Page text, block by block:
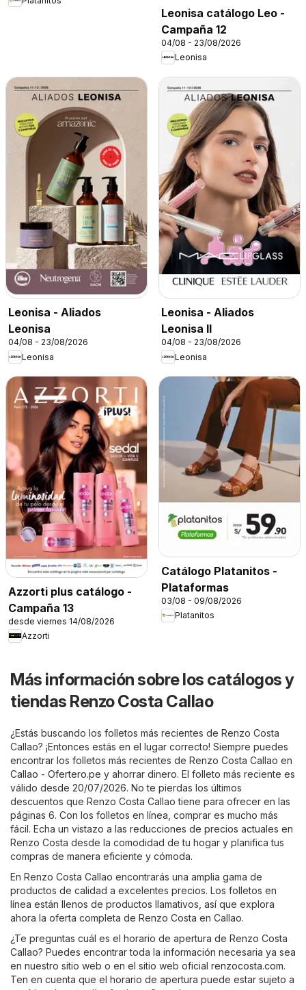
Leonisa catálogo Leo -
Campaña 12
04/08 - 23/08/2026
Leonisa
Leonisa - Aliados
Leonisa
04/08 - 23/08/2026
Leonisa
Leonisa - Aliados
Leonisa II
04/08 - 23/08/2026
Leonisa
Azzorti plus catálogo -
Campaña 13
desde viernes 14/08/2026
Azzorti
Catálogo Platanitos -
Plataformas
03/08 - 09/08/2026
Platanitos
Más información sobre los catálogos y
tiendas Renzo Costa Callao
¿Estás buscando los folletos más recientes de Renzo Costa
Callao? ¡Entonces estás en el lugar correcto! Siempre puedes
encontrar los folletos más recientes de Renzo Costa Callao en
Callao - Ofertero.pe y ahorrar dinero. El folleto más reciente es
válido desde 20/07/2026. No te pierdas los últimos
descuentos que Renzo Costa Callao tiene para ofrecer en las
páginas 6. Con los folletos en línea, comprar es mucho más
fácil. Echa un vistazo a las reducciones de precios actuales en
Renzo Costa desde la comodidad de tu hogar y planifica tus
compras de manera eficiente y cómoda.
En Renzo Costa Callao encontrarás una amplia gama de
productos de calidad a excelentes precios. Los folletos en
línea están llenos de productos llamativos, así que explora
ahora la oferta completa de Renzo Costa en Callao.
¿Te preguntas cuál es el horario de apertura de Renzo Costa
Callao? Puedes encontrar toda la información necesaria ya sea
en nuestro sitio web o en el sitio web oficial renzocosta.com.
Ten en cuenta que el horario de apertura puede estar sujeto a